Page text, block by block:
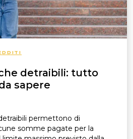
detraibili: tutto
sapere
permettono di
somme pagate per la